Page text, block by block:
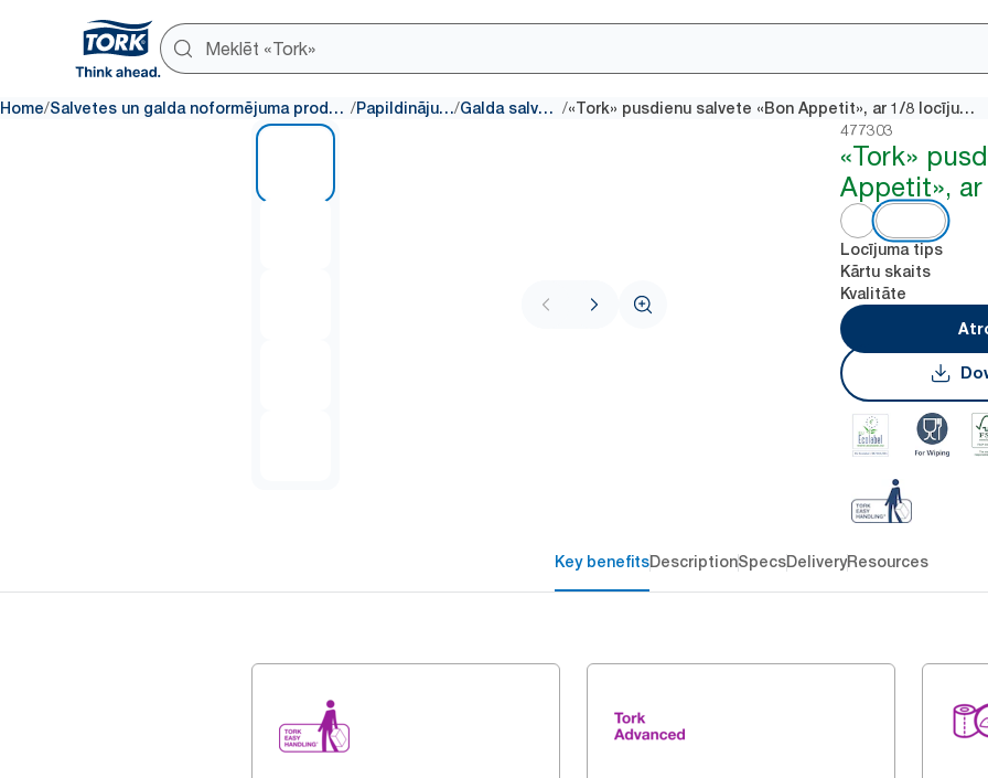
Home/ Salvetes un galda noformējuma produkti / Papildinājumi/ Galda salvete / «Tork» pusdienu salvete «Bon Appetit», ar 1/8 locījumu
477303
«Tork»
Appetit»,
Locījuma tips
Kārtu skaits
Kvalitāte
Key benefitsDescriptionSpecsDeliveryResources